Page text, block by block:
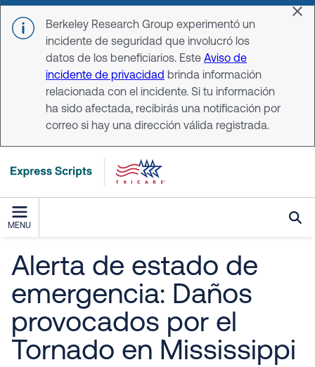
Skip to main content
Berkeley Research Group experimentó un
incidente de seguridad que involucró los
datos de los beneficiarios. Este Aviso de
incidente de privacidad brinda información
relacionada con el incidente. Si tu información
ha sido afectada, recibirás una notificación por
correo si hay una dirección válida registrada.
MENU
Alerta de estado de
emergencia: Daños
provocados por el
Tornado en Mississippi